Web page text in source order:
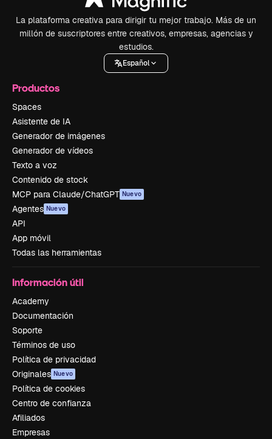
La plataforma creativa para dirigir tu mejor trabajo. Más de un
millón de suscriptores entre creativos, empresas, agencias y
estudios.
Español
Productos
Spaces
Asistente de IA
Generador de imágenes
Generador de vídeos
Texto a voz
Contenido de stock
MCP para Claude/ChatGPT Nuevo
Agentes Nuevo
API
App móvil
Todas las herramientas
Información útil
Academy
Documentación
Soporte
Términos de uso
Política de privacidad
Originales Nuevo
Política de cookies
Centro de confianza
Afiliados
Empresas